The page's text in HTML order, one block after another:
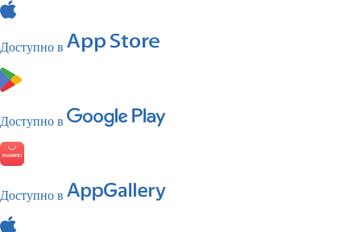
Доступно в
Доступно в
Доступно в